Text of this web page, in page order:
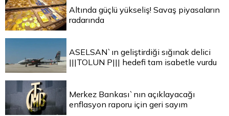
Altında güçlü yükseliş! Savaş piyasaların
radarında
ASELSAN`ın geliştirdiği sığınak delici
|||TOLUN P||| hedefi tam isabetle vurdu
Merkez Bankası`nın açıklayacağı
enflasyon raporu için geri sayım